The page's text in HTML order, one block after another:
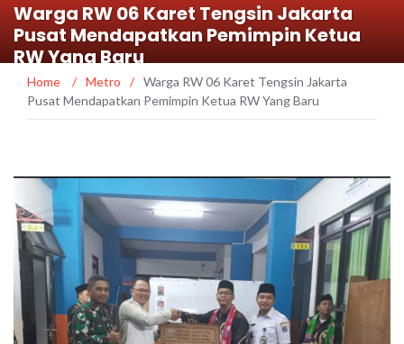
Warga RW 06 Karet Tengsin Jakarta
Pusat Mendapatkan Pemimpin Ketua
RW Yang Baru
Home / Metro / Warga RW 06 Karet Tengsin Jakarta
Pusat Mendapatkan Pemimpin Ketua RW Yang Baru